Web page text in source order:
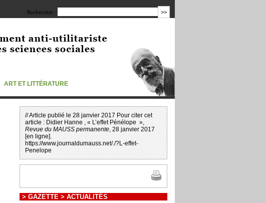
Rechercher :
ART ET LITTÉRATURE
// Article publié le 28 janvier 2017 Pour citer cet
article : Didier Hanne , « L’effet Pénélope »,
Revue du MAUSS permanente, 28 janvier 2017
[en ligne].
https://www.journaldumauss.net/./?L-effet-
Penelope
> GAZETTE > ACTUALITÉS